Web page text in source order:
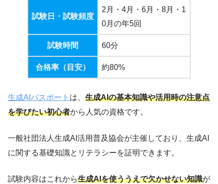
試験日・試験頻度
2月・4月・6月・8月・1
0月の年5回
試験時間 60分
合格率（目安） 約80%
生成AIパスポート は、 生成AIの基本知識や活用時の注意点
を学びたい初心者から人気の資格です。
一般社団法人生成AI活用普及協会が主催しており、生成AI
に関する基礎知識とリテラシーを証明できます。
試験内容はこれから生成AIを使ううえで欠かせない知識が